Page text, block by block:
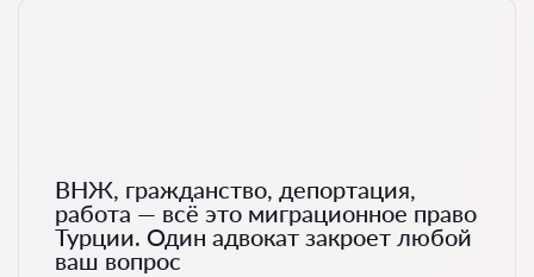
ВНЖ, гражданство, депортация,
работа — всё это миграционное право
Турции. Один адвокат закроет любой
ваш вопрос